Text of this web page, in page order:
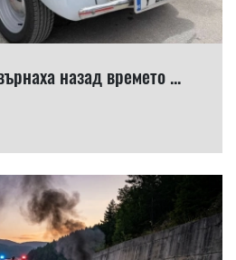
назад времето ...